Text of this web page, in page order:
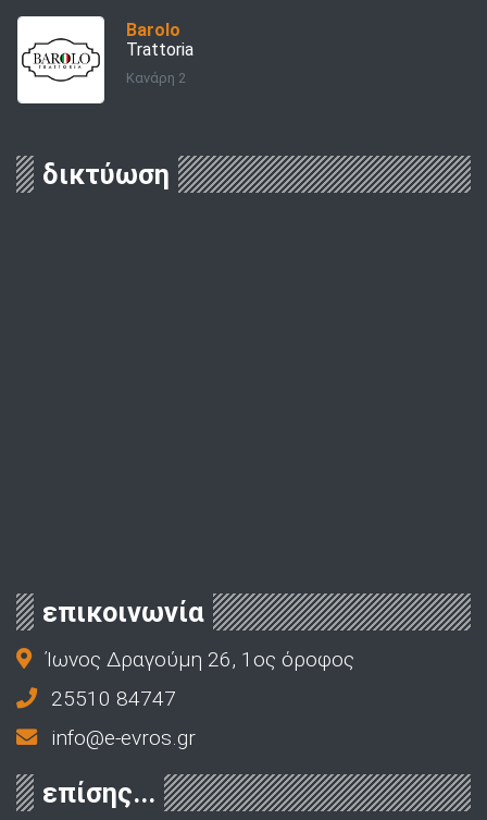
Barolo
Trattoria
Κανάρη 2
δικτύωση
επικοινωνία
Ίωνος Δραγούμη 26, 1ος όροφος
25510 84747
info@e-evros.gr
επίσης...